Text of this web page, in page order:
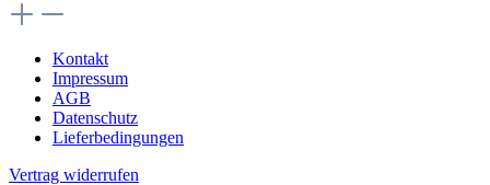
Kontakt
Impressum
AGB
Datenschutz
Lieferbedingungen
Vertrag widerrufen